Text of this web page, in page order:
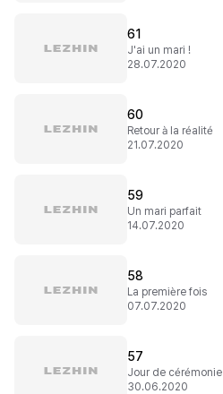
61
J'ai un mari !
28.07.2020
60
Retour à la réalité
21.07.2020
59
Un mari parfait
14.07.2020
58
La première fois
07.07.2020
57
Jour de cérémonie
30.06.2020